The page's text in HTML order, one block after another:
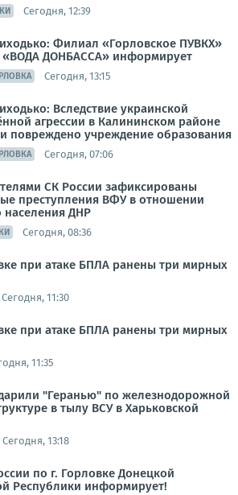
Сегодня, 12:39
Филиал «Горловское ПУВКХ»
«ВОДА ДОНБАССА» информирует
Сегодня, 13:15
Вследствие украинской
агрессии в Калининском районе
повреждено учреждение образования
Сегодня, 07:06
СК России зафиксированы
преступления ВФУ в отношении
населения ДНР
Сегодня, 08:36
при атаке БПЛА ранены три мирных
Сегодня, 11:30
при атаке БПЛА ранены три мирных
11:35
"Геранью" по железнодорожной
в тылу ВСУ в Харьковской
Сегодня, 13:18
по г. Горловке Донецкой
Республики информирует!